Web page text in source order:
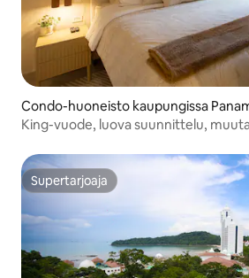
Condo-huoneisto kaupungissa
King-vuode, luova suunnittelu,
Supertarjoaja
Supertarjoaja